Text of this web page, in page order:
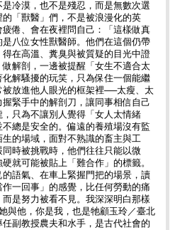
冷漠，也不是殘忍，而是無數次選
「獸醫」們，不是被浪漫化的英
倦、會在夜裡問自己：「這樣做真
八位女性獸醫師。他們在這個仍帶
在高溫、糞臭與被質疑的目光中證
解剖，一邊被提醒「女生不適合太
解騷擾的玩笑，只為保住一個能繼
放進他人眼光的框架裡──太瘦、太
緊手中的解剖刀，讓同事相信自己
只為不讓別人覺得「女人太情緒
總是安全的。偏遠的養殖場沒有監
的場域，面對不熟識的畜主與工
時被挑戰時，他們往往只能以微
就可能被貼上「難合作」的標籤。
語氣、在車上緊握門把的場景，讀
一回事」的感覺，比任何勞動的痛
是努力被看不見。我深深明白那樣
與他，你是我，也是牠顧玉玲／臺北
副教授農夫和水手，是古代社會的